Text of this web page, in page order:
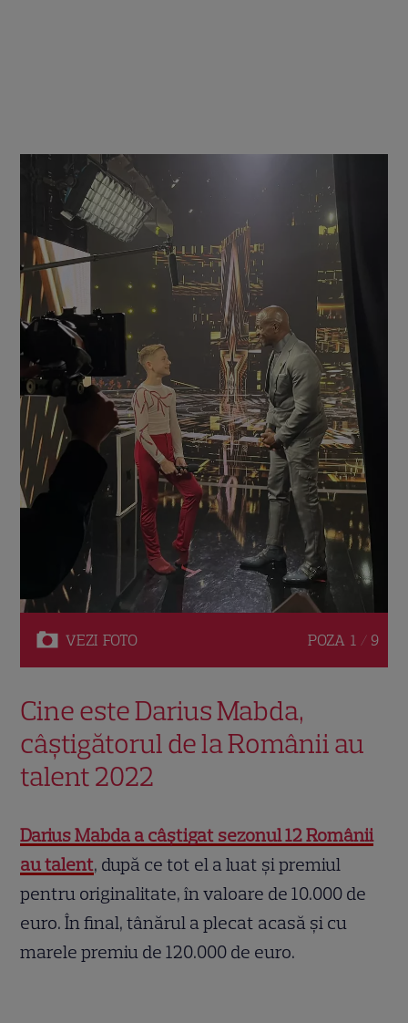
VEZI FOTO POZA 1 / 9
Cine este Darius Mabda,
câștigătorul de la Românii au
talent 2022
Darius Mabda a câștigat sezonul 12 Românii
au talent, după ce tot el a luat și premiul
pentru originalitate, în valoare de 10.000 de
euro. În final, tânărul a plecat acasă și cu
marele premiu de 120.000 de euro.